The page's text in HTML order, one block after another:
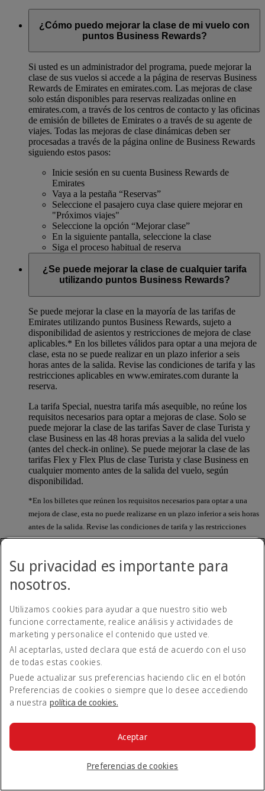
¿Cómo puedo mejorar la clase de mi vuelo con
puntos Business Rewards?
Si usted es un administrador del programa, puede mejorar la
clase de sus vuelos si accede a la página de reservas Business
Rewards de Emirates en emirates.com. Las mejoras de clase
solo están disponibles para reservas realizadas online en
emirates.com, a través de los centros de contacto y las oficinas
de emisión de billetes de Emirates o a través de su agente de
viajes. Todas las mejoras de clase dinámicas deben ser
procesadas a través de la página online de Business Rewards
siguiendo estos pasos:
Inicie sesión en su cuenta Business Rewards de
Emirates
Vaya a la pestaña “Reservas”
Seleccione el pasajero cuya clase quiere mejorar en
"Próximos viajes"
Seleccione la opción “Mejorar clase”
En la siguiente pantalla, seleccione la clase
Siga el proceso habitual de reserva
¿Se puede mejorar la clase de cualquier tarifa
utilizando puntos Business Rewards?
Se puede mejorar la clase en la mayoría de las tarifas de
Emirates utilizando puntos Business Rewards, sujeto a
disponibilidad de asientos y restricciones de mejora de clase
aplicables.* En los billetes válidos para optar a una mejora de
clase, esta no se puede realizar en un plazo inferior a seis
horas antes de la salida. Revise las condiciones de tarifa y las
restricciones aplicables en www.emirates.com durante la
reserva.
La tarifa Special, nuestra tarifa más asequible, no reúne los
requisitos necesarios para optar a mejoras de clase. Solo se
puede mejorar la clase de las tarifas Saver de clase Turista y
clase Business en las 48 horas previas a la salida del vuelo
(antes del check-in online). Se puede mejorar la clase de las
tarifas Flex y Flex Plus de clase Turista y clase Business en
cualquier momento antes de la salida del vuelo, según
disponibilidad.
*En los billetes que reúnen los requisitos necesarios para optar a una
mejora de clase, esta no puede realizarse en un plazo inferior a seis horas
antes de la salida. Revise las condiciones de tarifa y las restricciones
aplicables en www.emirates.com durante la reserva.
¿Debo realizar la mejora de clase para todos los
pasajeros de una reserva o puedo mejorar la
Tendrá que mejorar la clase de todos los pasajeros de la
reserva.
para mejorar la clase de un vuelo?
El número de puntos necesarios para mejorar la clase de un
vuelo canjeado por puntos dependerá de la disponibilidad de
asientos y la diferencia de precio entre las dos clases. El
número de puntos que necesita para mejorar la clase de un
viaje en particular se mostrará en la página de la reserva
cuando acceda a su cuenta Business Rewards de Emirates.
Su privacidad es importante para
nosotros.
Utilizamos cookies para ayudar a que nuestro sitio web
funcione correctamente, realice análisis y actividades de
marketing y personalice el contenido que usted ve.
Al aceptarlas, usted declara que está de acuerdo con el uso
de todas estas cookies.
Puede actualizar sus preferencias haciendo clic en el botón
Preferencias de cookies o siempre que lo desee accediendo
a nuestra política de cookies.
Preferencias de cookies
Aceptar